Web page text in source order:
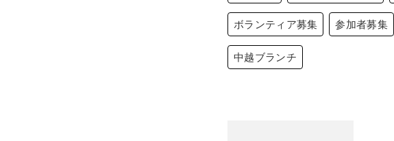
ボランティア募集 参加者募集
中越ブランチ